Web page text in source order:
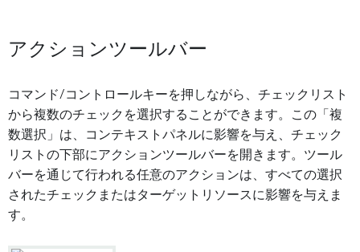
アクションツールバー
コマンド/コントロールキーを押しながら、チェックリスト
から複数のチェックを選択することができます。この「複
数選択」は、コンテキストパネルに影響を与え、チェック
リストの下部にアクションツールバーを開きます。ツール
バーを通じて行われる任意のアクションは、すべての選択
されたチェックまたはターゲットリソースに影響を与えま
す。